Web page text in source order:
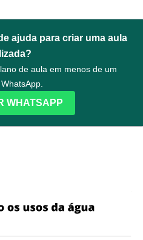
ajuda para criar uma aula
de aula em menos de um
WHATSAPP